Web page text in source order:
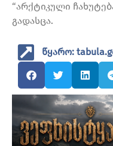
“არქტიკული
გადასცა.
წყარო: